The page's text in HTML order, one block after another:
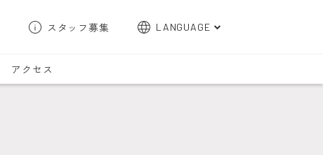
スタッフ募集 LANGUAGE
한국어
アクセス